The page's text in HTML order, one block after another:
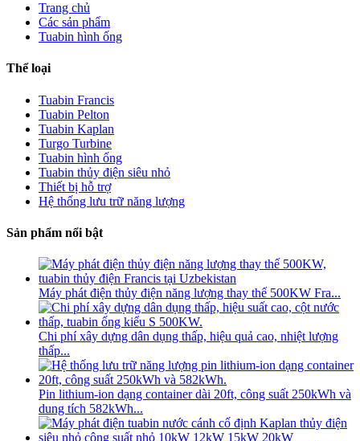
Trang chủ
Các sản phẩm
Tuabin hình ống
Thể loại
Tuabin Francis
Tuabin Pelton
Tuabin Kaplan
Turgo Turbine
Tuabin hình ống
Tuabin thủy điện siêu nhỏ
Thiết bị hỗ trợ
Hệ thống lưu trữ năng lượng
Sản phẩm nổi bật
Máy phát điện thủy điện năng lượng thay thế 500KW Fra...
Chi phí xây dựng dân dụng thấp, hiệu quả cao, nhiệt lượng
thấp...
Pin lithium-ion dạng container dài 20ft, công suất 250kWh và
dung tích 582kWh...